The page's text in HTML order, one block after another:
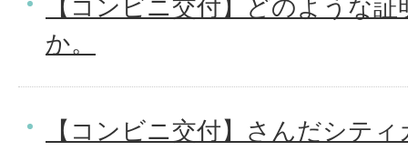
【コンビニ交付】どのような
か。
【コンビニ交付】さんだシテ